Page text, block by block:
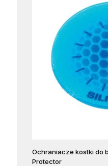
Ochraniacze kostki do
Protector